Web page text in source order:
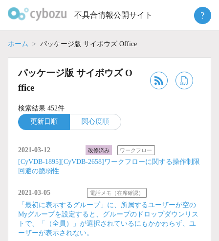
不具合情報公開サイト ?
ホーム パッケージ版 サイボウズ Office
パッケージ版 サイボウズ O
ffice
検索結果 452件
更新日順
関心度順
2021-03-12 改修済み ワークフロー
[CyVDB-1895][CyVDB-2658]ワークフローに関する操作制限
回避の脆弱性
2021-03-05 電話メモ（在席確認）
「最初に表示するグループ」に、所属するユーザーが空の
Myグループを設定すると、グループのドロップダウンリス
トで、「（全員）」が選択されているにもかかわらず、ユ
ーザーが表示されない。